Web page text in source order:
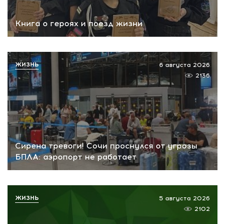
Книга о героях и поезд жизни
Сирена тревоги! Сочи проснулся от угрозы
БПЛА: аэропорт не работает
6 августа 2026
2136
ЖИЗНЬ
5 августа 2026
2102
ЖИЗНЬ